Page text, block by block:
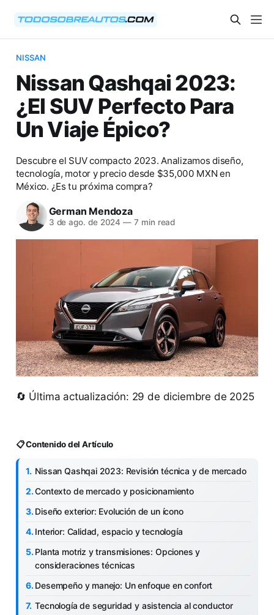
NISSAN
Nissan Qashqai 2023:
¿El SUV Perfecto Para
Un Viaje Épico?
Descubre el SUV compacto 2023. Analizamos diseño,
tecnología, motor y precio desde $35,000 MXN en
México. ¿Es tu próxima compra?
German Mendoza
3 de ago. de 2024 — 7 min read
🔄 Última actualización: 29 de diciembre de 2025
📋 Contenido del Artículo
Nissan Qashqai 2023: Revisión técnica y de mercado
Contexto de mercado y posicionamiento
Diseño exterior: Evolución de un ícono
Interior: Calidad, espacio y tecnología
Planta motriz y transmisiones: Opciones y
consideraciones técnicas
Desempeño y manejo: Un enfoque en confort
Tecnología de seguridad y asistencia al conductor